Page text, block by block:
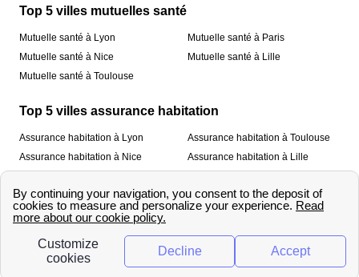
Top 5 villes mutuelles santé
Mutuelle santé à Lyon
Mutuelle santé à Nice
Mutuelle santé à Toulouse
Mutuelle santé à Paris
Mutuelle santé à Lille
Top 5 villes assurance habitation
Assurance habitation à Lyon
Assurance habitation à Nice
Assurance habitation à Toulouse
Assurance habitation à Lille
À propos
Qui sommes-nous ? Mentions légales